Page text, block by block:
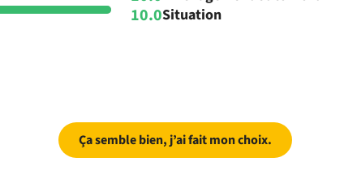
10.0Situation
Ça semble bien, j’ai fait mon choix.